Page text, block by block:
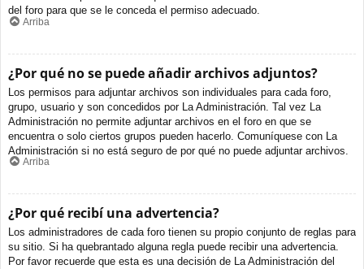
del foro para que se le conceda el permiso adecuado.
Arriba
¿Por qué no se puede añadir archivos adjuntos?
Los permisos para adjuntar archivos son individuales para cada foro,
grupo, usuario y son concedidos por La Administración. Tal vez La
Administración no permite adjuntar archivos en el foro en que se
encuentra o solo ciertos grupos pueden hacerlo. Comuníquese con La
Administración si no está seguro de por qué no puede adjuntar archivos.
Arriba
¿Por qué recibí una advertencia?
Los administradores de cada foro tienen su propio conjunto de reglas para
su sitio. Si ha quebrantado alguna regla puede recibir una advertencia.
Por favor recuerde que esta es una decisión de La Administración del